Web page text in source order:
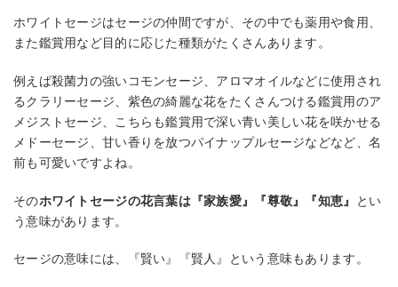
ホワイトセージはセージの仲間ですが、その中でも薬用や食用、
また鑑賞用など目的に応じた種類がたくさんあります。
例えば殺菌力の強いコモンセージ、アロマオイルなどに使用され
るクラリーセージ、紫色の綺麗な花をたくさんつける鑑賞用のア
メジストセージ、こちらも鑑賞用で深い青い美しい花を咲かせる
メドーセージ、甘い香りを放つパイナップルセージなどなど、名
前も可愛いですよね。
そのホワイトセージの花言葉は『家族愛』『尊敬』『知恵』
とい
う意味があります。
セージの意味には、『賢い』『賢人』という意味もあります。